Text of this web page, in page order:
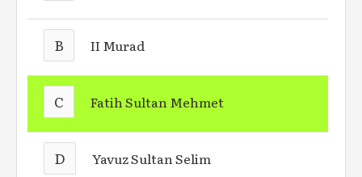
B II Murad
C Fatih Sultan Mehmet
D Yavuz Sultan Selim